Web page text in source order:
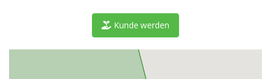
Kunde werden